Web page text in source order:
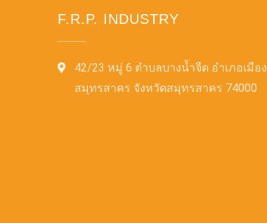
F.R.P. INDUSTRY
42/23 หมู่ 6 ตำบลบางน้ำจืด อำเภอเมือง
สมุทรสาคร จังหวัดสมุทรสาคร 74000